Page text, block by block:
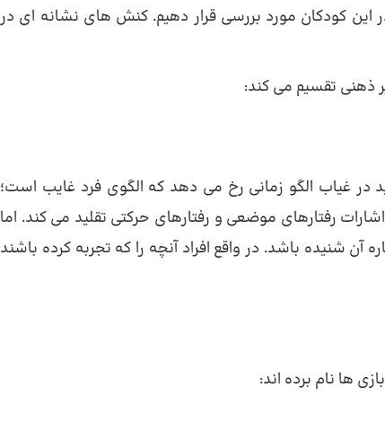
کودکان مورد بررسی قرار دهیم. کنش های نشانه ای در
ذهنی تقسیم می کند:
در غیاب الگو زمانی رخ می دهد که الگوی فرد غایب است؛
رفتارهای موضعی و رفتارهای حرکتی تقلید می کند. اما
آن شنیده باشد. در واقع افراد آنچه را که تجربه کرده باشند